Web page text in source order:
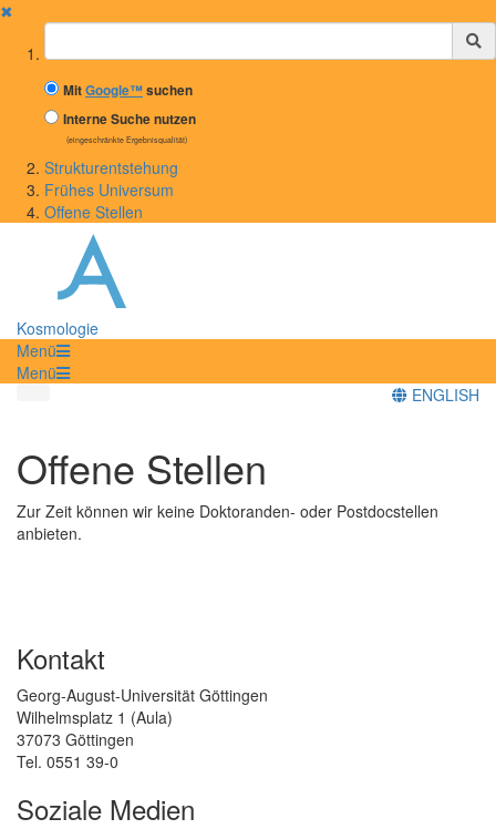
✖
Suchbegriff
MitGoogle™suchen
Interne Suche nutzen
(eingeschränkte Ergebnisqualität)
Strukturentstehung
Frühes Universum
Offene Stellen
Kosmologie
Menü
Menü
ENGLISH
Offene Stellen
Zur Zeit können wir keine Doktoranden- oder Postdocstellen
anbieten.
Kontakt
Georg-August-Universität Göttingen
Wilhelmsplatz 1 (Aula)
37073 Göttingen
Tel. 0551 39-0
Soziale Medien